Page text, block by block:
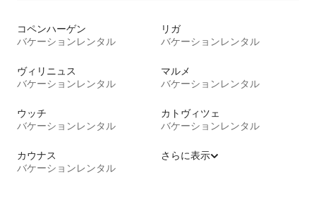
コペンハーゲン
バケーションレンタル
リガ
バケーションレンタル
ヴィリニュス
バケーションレンタル
マルメ
バケーションレンタル
ウッチ
バケーションレンタル
カトヴィツェ
バケーションレンタル
カウナス
バケーションレンタル
さらに表示